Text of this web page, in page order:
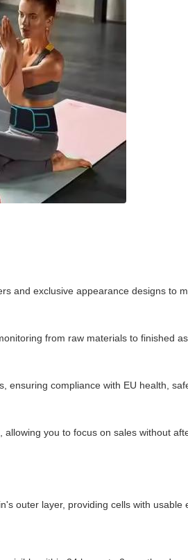
and exclusive appearance designs to
from raw materials to finished
compliance with EU health,
you to focus on sales without
outer layer, providing cells with